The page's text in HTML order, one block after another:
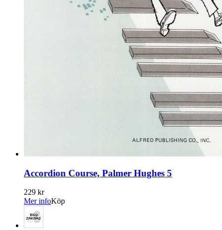
Accordion Course, Palmer Hughes 5
229 kr
Mer infoKöp